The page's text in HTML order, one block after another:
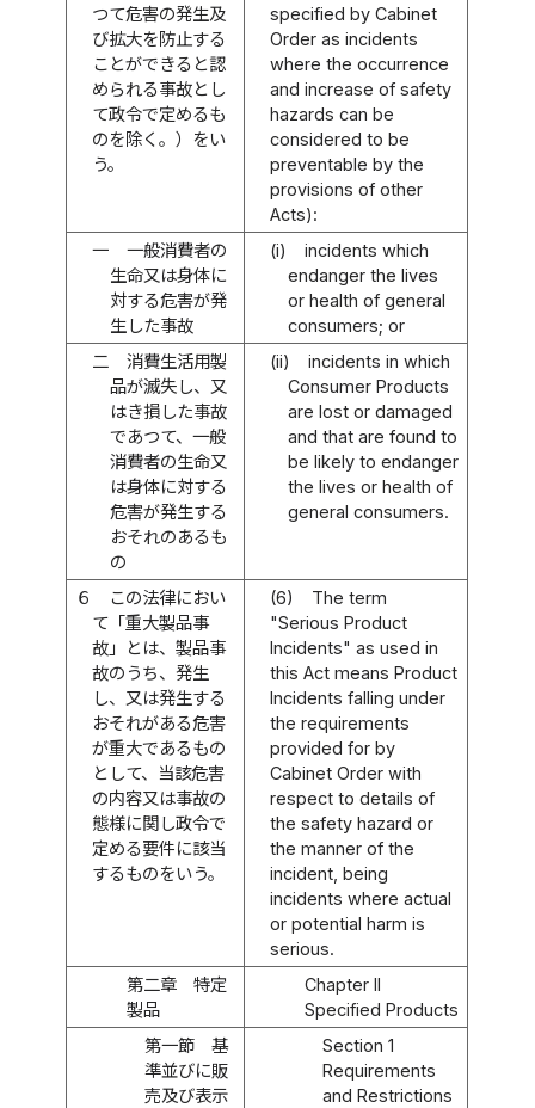
つて危害の発生及
び拡大を防止する
ことができると認
められる事故とし
て政令で定めるも
のを除く。）をい
う。
specified by Cabinet
Order as incidents
where the occurrence
and increase of safety
hazards can be
considered to be
preventable by the
provisions of other
Acts):
一
一般消費者の
生命又は身体に
対する危害が発
生した事故
(i)
incidents which
endanger the lives
or health of general
consumers; or
二
消費生活用製
品が滅失し、又
はき損した事故
であつて、一般
消費者の生命又
は身体に対する
危害が発生する
おそれのあるも
の
(ii)
incidents in which
Consumer Products
are lost or damaged
and that are found to
be likely to endanger
the lives or health of
general consumers.
６
この法律におい
て「重大製品事
故」とは、製品事
故のうち、発生
し、又は発生する
おそれがある危害
が重大であるもの
として、当該危害
の内容又は事故の
態様に関し政令で
定める要件に該当
するものをいう。
(6)
The term
"Serious Product
Incidents" as used in
this Act means Product
Incidents falling under
the requirements
provided for by
Cabinet Order with
respect to details of
the safety hazard or
the manner of the
incident, being
incidents where actual
or potential harm is
serious.
第二章 特定
製品
Chapter II
Specified Products
第一節 基
準並びに販
売及び表示
Section 1
Requirements
and Restrictions